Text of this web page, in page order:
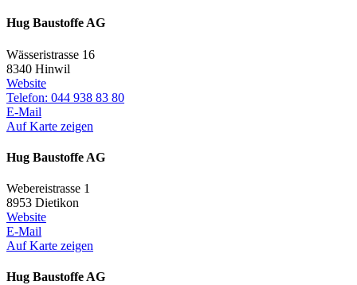
Hug Baustoffe AG
Wässeristrasse 16
8340 Hinwil
Website
Telefon: 044 938 83 80
E-Mail
Auf Karte zeigen
Hug Baustoffe AG
Webereistrasse 1
8953 Dietikon
Website
E-Mail
Auf Karte zeigen
Hug Baustoffe AG